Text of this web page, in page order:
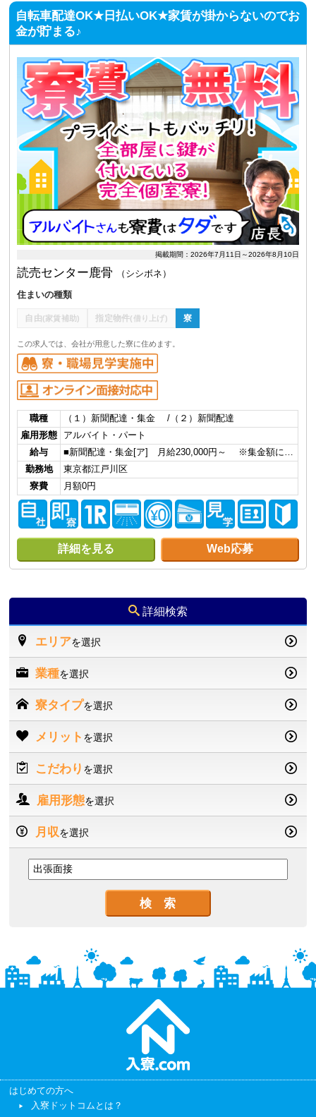
自転車配達OK★日払いOK★家賃が掛からないのでお
金が貯まる♪
掲載期間：2026年7月11日～2026年8月10日
読売センター鹿骨
（シシボネ）
住まいの種類
自由(家賃補助) 指定物件(借り上げ) 寮
この求人では、会社が用意した寮に住めます。
職種
（１）新聞配達・集金 /（２）新聞配達
雇用形態
アルバイト・パート
給与
■新聞配達・集金[ア] 月給230,000円～ ※集金額に…
勤務地
東京都江戸川区
寮費
月額0円
詳細を見る Web応募
詳細検索
エリアを選択
業種を選択
寮タイプを選択
メリット を選択
こだわり を選択
雇用形態を選択
月収を選択
はじめての方へ
入寮ドットコムとは？